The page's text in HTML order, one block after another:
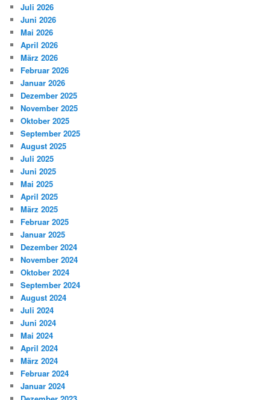
Juli 2026
Juni 2026
Mai 2026
April 2026
März 2026
Februar 2026
Januar 2026
Dezember 2025
November 2025
Oktober 2025
September 2025
August 2025
Juli 2025
Juni 2025
Mai 2025
April 2025
März 2025
Februar 2025
Januar 2025
Dezember 2024
November 2024
Oktober 2024
September 2024
August 2024
Juli 2024
Juni 2024
Mai 2024
April 2024
März 2024
Februar 2024
Januar 2024